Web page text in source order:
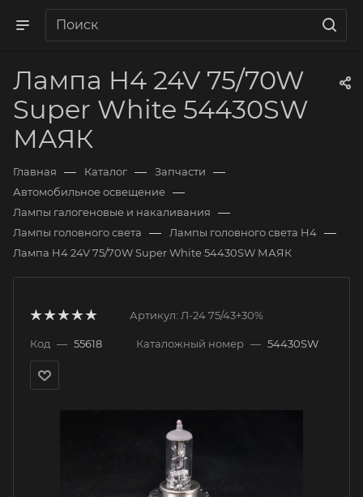
Лампа H4 24V 75/70W
Super White 54430SW
МАЯК
Главная — Каталог — Запчасти —
Автомобильное освещение —
Лампы галогеновые и накаливания —
Лампы головного света — Лампы головного света H4 —
Лампа H4 24V 75/70W Super White 54430SW МАЯК
Артикул: Л-24 75/43+30%
Код — 55618 Каталожный номер — 54430SW